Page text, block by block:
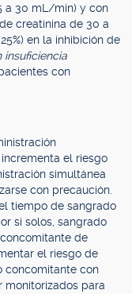
a 30 mL/min) y con
creatinina de 30 a
en la inhibición de
insuficiencia
con
el riesgo
simultánea
con precaución.
tiempo de sangrado
si solos, sangrado
de
el riesgo de
concomitante con
monitorizados para